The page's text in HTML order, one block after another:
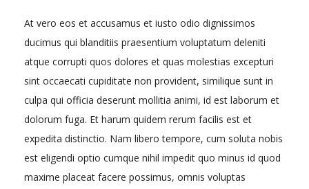
At vero eos et accusamus et iusto odio dignissimos
ducimus qui blanditiis praesentium voluptatum deleniti
atque corrupti quos dolores et quas molestias excepturi
sint occaecati cupiditate non provident, similique sunt in
culpa qui officia deserunt mollitia animi, id est laborum et
dolorum fuga. Et harum quidem rerum facilis est et
expedita distinctio. Nam libero tempore, cum soluta nobis
est eligendi optio cumque nihil impedit quo minus id quod
maxime placeat facere possimus, omnis voluptas